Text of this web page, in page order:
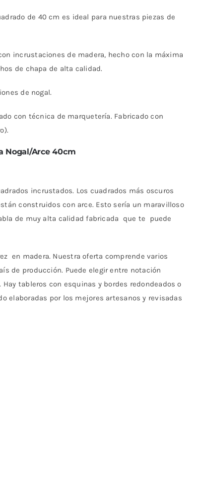
de 40 cm es ideal para nuestras piezas de
incrustaciones de madera, hecho con la máxima
de chapa de alta calidad.
de nogal.
con técnica de marquetería. Fabricado con
Nogal/Arce 40cm
incrustados. Los cuadrados más oscuros
construidos con arce. Esto sería un maravilloso
de muy alta calidad fabricada que te puede
en madera. Nuestra oferta comprende varios
de producción. Puede elegir entre notación
tableros con esquinas y bordes redondeados o
elaboradas por los mejores artesanos y revisadas